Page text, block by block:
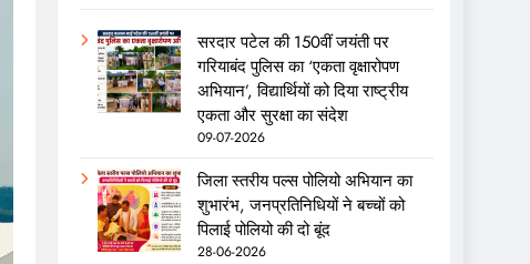
सरदार पटेल की 150वीं जयंती पर
गरियाबंद पुलिस का ‘एकता वृक्षारोपण
अभियान’, विद्यार्थियों को दिया राष्ट्रीय
एकता और सुरक्षा का संदेश
09-07-2026
जिला स्तरीय पल्स पोलियो अभियान का
शुभारंभ, जनप्रतिनिधियों ने बच्चों को
पिलाई पोलियो की दो बूंद
28-06-2026